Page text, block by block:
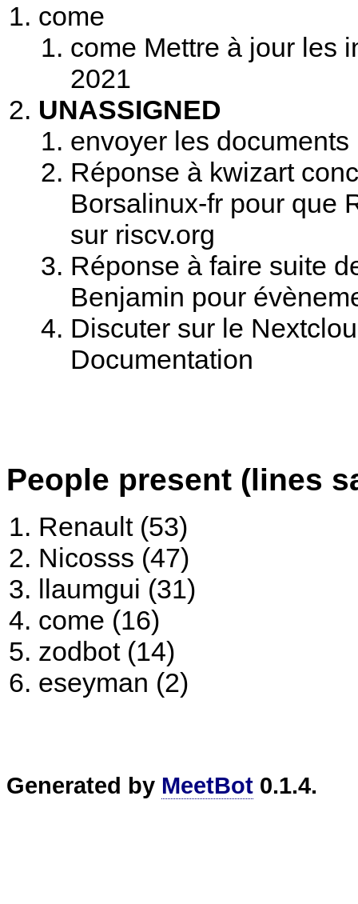
come
come Mettre à jour les
2021
UNASSIGNED
envoyer les
Réponse à kwizart
Borsalinux-fr pour que
sur riscv.org
Réponse à faire suite
Benjamin pour
Discuter sur le
Documentation
People present (lines
Renault (53)
Nicosss (47)
llaumgui (31)
come (16)
zodbot (14)
eseyman (2)
Generated by MeetBot 0.1.4.